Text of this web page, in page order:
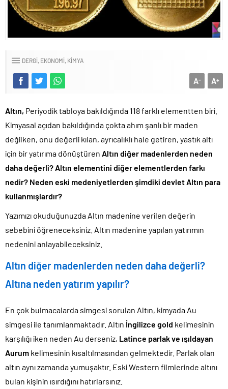
DERGI EKONOMI KIMYA
A+
A-
Altın, Periyodik tabloya bakıldığında 118 farklı elementten biri.
Kimyasal açıdan bakıldığında çokta ahım şanlı bir maden
değilken, onu değerli kılan, ayrıcalıklı hale getiren, yastık altı
için bir yatırıma dönüştüren Altın diğer madenlerden neden
daha değerli? Altın elementini diğer elementlerden farkı
nedir? Neden eski medeniyetlerden şimdiki devlet Altın para
kullanmışlardır?
Yazımızı okuduğunuzda Altın madenine verilen değerin
sebebini öğreneceksiniz. Altın madenine yapılan yatırımın
nedenini anlayabileceksiniz.
Altın diğer madenlerden neden daha değerli?
Altına neden yatırım yapılır?
En çok bulmacalarda simgesi sorulan Altın, kimyada Au
simgesi ile tanımlanmaktadır. Altın İngilizce gold kelimesinin
karşılığı iken neden Au derseniz, Latince parlak ve ışıldayan
Aurum kelimesinin kısaltılmasından gelmektedir. Parlak olan
altın aynı zamanda yumuşaktır. Eski Western filmlerinde altını
bulan kişinin ısırdığını hatırlarsınız.